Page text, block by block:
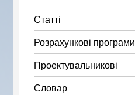
Статті
Розрахункові програми
Проектувальникові
Словар